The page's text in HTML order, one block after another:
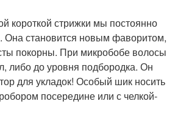
короткой стрижки мы постоянно
Она становится новым фаворитом,
покорны. При микробобе волосы
либо до уровня подбородка. Он
для укладок! Особый шик носить
посередине или с челкой-